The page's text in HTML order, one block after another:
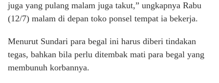
juga yang pulang malam juga takut,” ungkapnya Rabu
(12/7) malam di depan toko ponsel tempat ia bekerja.
Menurut Sundari para begal ini harus diberi tindakan
tegas, bahkan bila perlu ditembak mati para begal yang
membunuh korbannya.